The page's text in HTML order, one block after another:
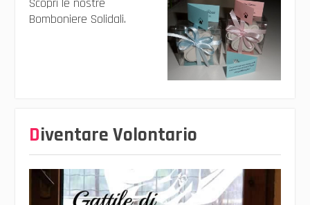
Bomboniere Solidali.
Diventare Volontario